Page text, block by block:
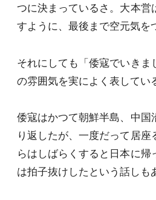
つに決まっているさ。大本営
すように、最後まで空元気を
それにしても「倭寇でいき
の雰囲気を実によく表してい
倭寇はかつて朝鮮半島、中国
り返したが、一度だって居
らはしばらくすると日本に
は拍子抜けしたという話しも